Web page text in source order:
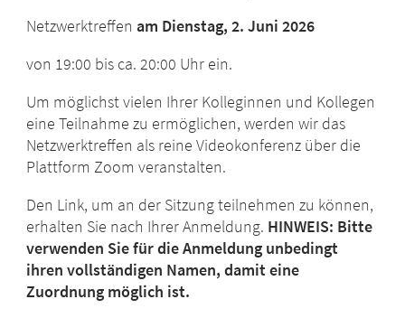
Netzwerktreffenam Dienstag, 2. Juni 2026
von 19:00 bis ca. 20:00 Uhr ein.
Um möglichst vielen Ihrer Kolleginnen und Kollegen
eine Teilnahme zu ermöglichen, werden wir das
Netzwerktreffen als reine Videokonferenz über die
Plattform Zoom veranstalten.
Den Link, um an der Sitzung teilnehmen zu können,
erhalten Sie nach Ihrer Anmeldung. HINWEIS: Bitte
verwenden Sie für die Anmeldung unbedingt
ihren vollständigen Namen, damit eine
Zuordnung möglich ist.